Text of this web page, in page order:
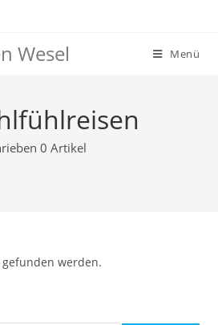
Wesel Menü
0 Artikel
werden.